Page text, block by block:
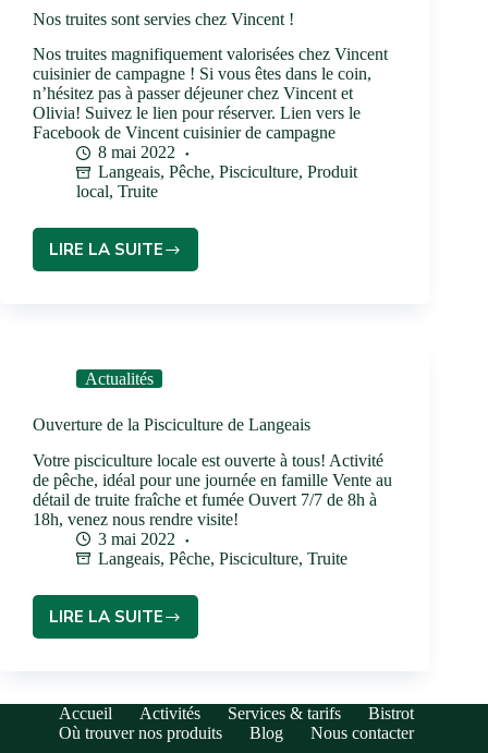
Nos truites sont servies chez Vincent !
Nos truites magnifiquement valorisées chez Vincent
cuisinier de campagne ! Si vous êtes dans le coin,
n’hésitez pas à passer déjeuner chez Vincent et
Olivia! Suivez le lien pour réserver. Lien vers le
Facebook de Vincent cuisinier de campagne
8 mai 2022
Langeais, Pêche, Pisciculture, Produit
local, Truite
LIRE LA SUITE
Actualités
Ouverture de la Pisciculture de Langeais
Votre pisciculture locale est ouverte à tous! Activité
de pêche, idéal pour une journée en famille Vente au
détail de truite fraîche et fumée Ouvert 7/7 de 8h à
18h, venez nous rendre visite!
3 mai 2022
Langeais, Pêche, Pisciculture, Truite
LIRE LA SUITE
Accueil Activités Services & tarifs
Bistrot
Où trouver nos produits
Blog Nous contacter